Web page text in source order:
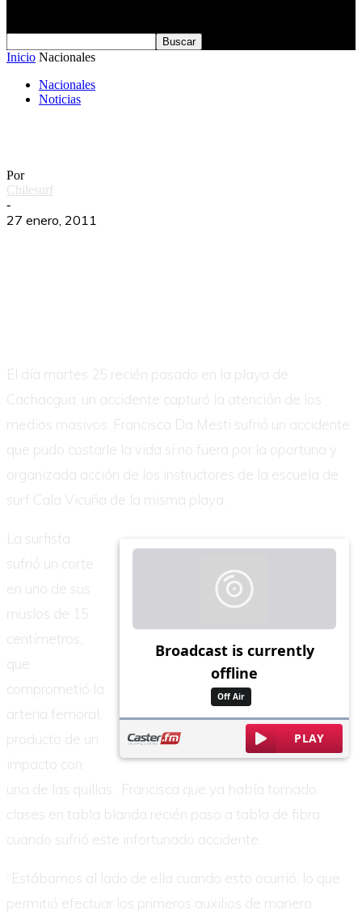
Inicio Nacionales
Nacionales
Noticias
Por
Chilesurf
-
27 enero, 2011
El día martes 25 recién pasado en la playa de
Cachacgua, un accidente capturó la atención de los
medios masivos. Francisca Da Mesti sufrió un accidente
que pudo costarle la vida si no fuera por la oportuna y
organizada acción de los instructores de la escuela de
surf Cala Vicuña de la misma playa.
La surfista
sufrió un corte
en uno de sus
muslos de 15
centímetros,
que
comprometió la
arteria femoral,
producto de un
impacto con
una de las quillas . Francisca que ya había tomado
clases en tabla blanda recién paso a tabla de fibra
cuando sufrió este infortunado accidente.
“Estábamos al lado de ella cuando esto ocurrió, lo que
permitió efectuar los primeros auxilios de manera